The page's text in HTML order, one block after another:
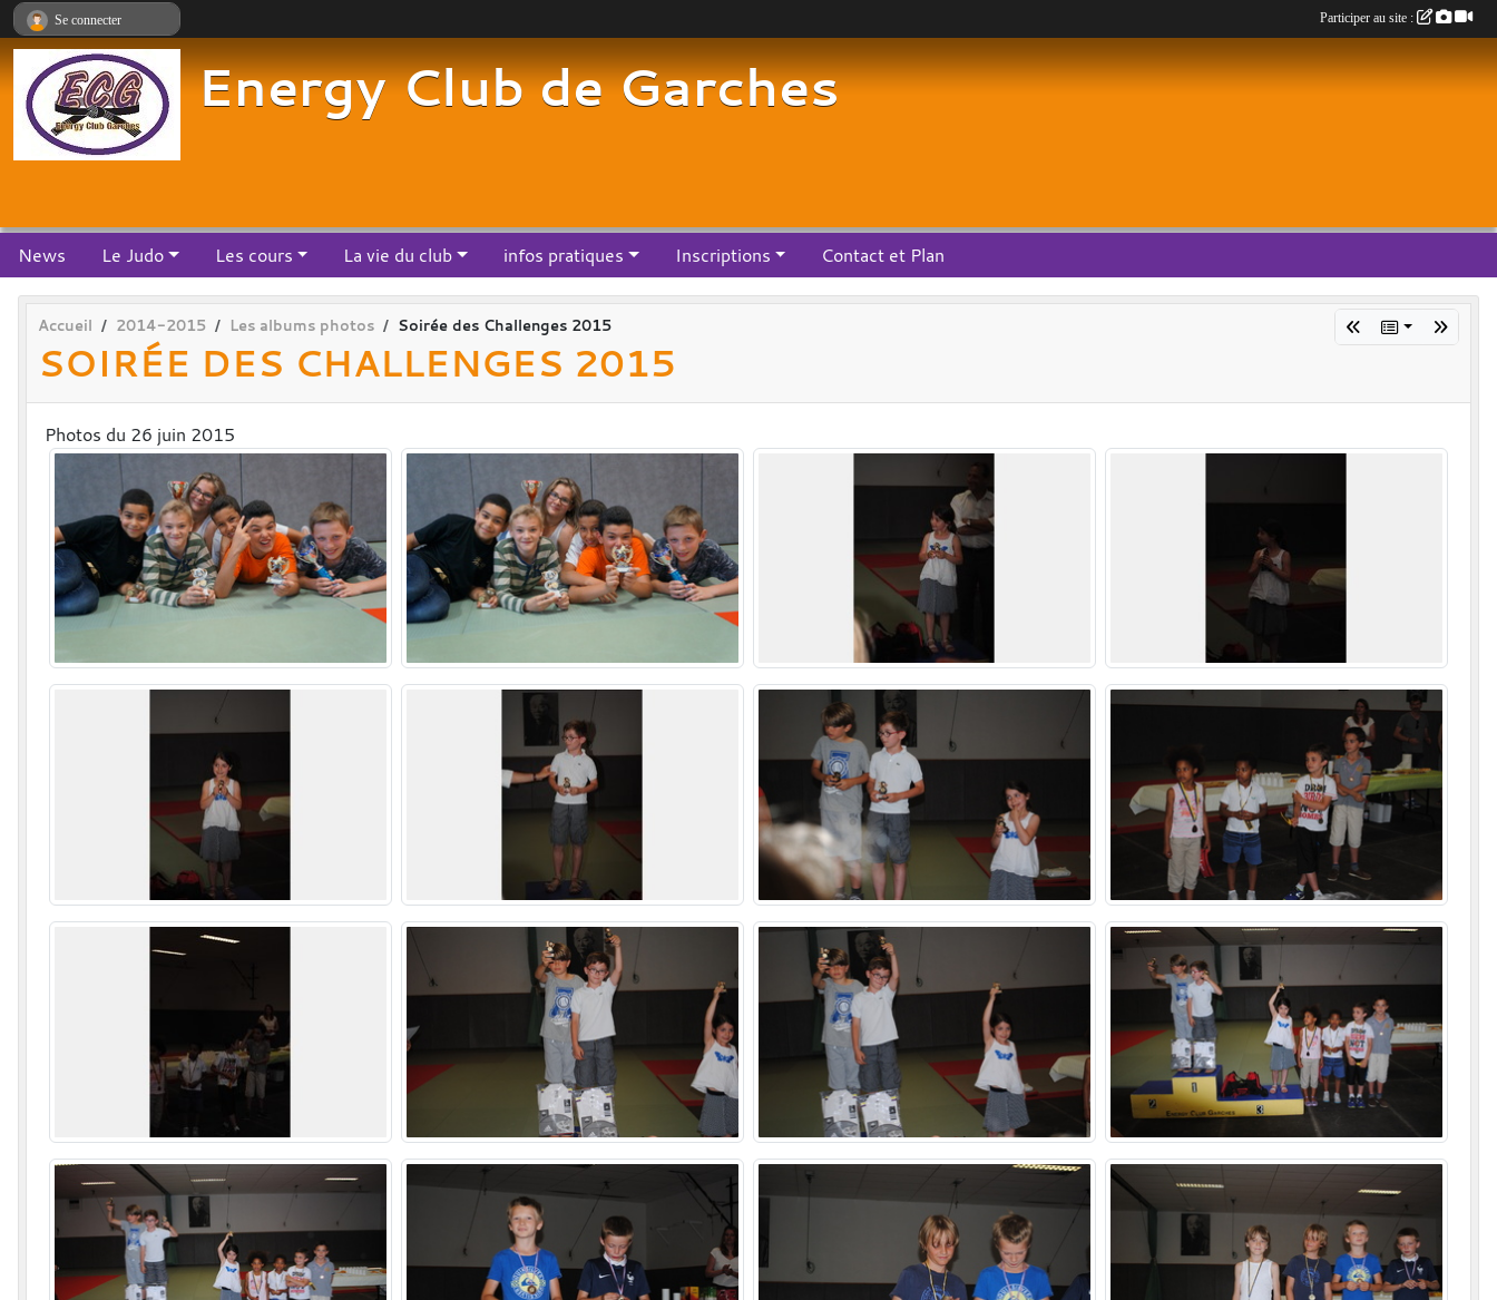
Energy Club de Garches
News Le Judo Les cours La vie du club infos pratiques Inscriptions Contact et Plan
Accueil 2014-2015 Les albums photos Soirée des Challenges 2015
SOIRÉE DES CHALLENGES 2015
Photos du 26 juin 2015
Se connecter Participer au site :
Panneau de gestion des cookies